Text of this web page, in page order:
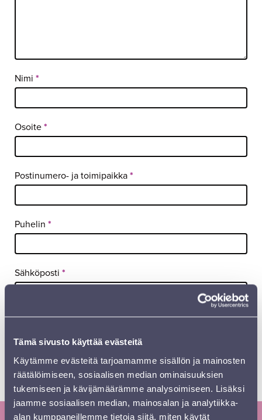
Tämä sivusto käyttää evästeitä
Käytämme evästeitä tarjoamamme sisällön ja mainosten
räätälöimiseen, sosiaalisen median ominaisuuksien
tukemiseen ja kävijämäärämme analysoimiseen. Lisäksi
jaamme sosiaalisen median, mainosalan ja analytiikka-
alan kumppaneillemme tietoja siitä, miten käytät
Nimi *
Osoite*
Postinumero- ja toimipaikka*
Puhelin *
Sähköposti *
* merkitty on pakollinen tieto
Lähetä